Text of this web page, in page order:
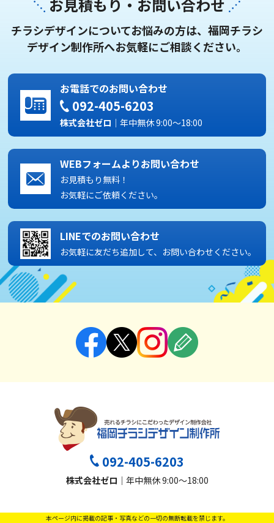
お見積もり・お問い合わせ
チラシデザインについてお悩みの方は、福岡チラシ
デザイン制作所へお気軽にご相談ください。
お電話でのお問い合わせ
092-405-6203
株式会社ゼロ ｜年中無休 9:00～18:00
WEBフォームよりお問い合わせ
お見積もり無料！
お気軽にご依頼ください。
LINEでのお問い合わせ
お気軽に友だち追加して、お問い合わせください。
092-405-6203
株式会社ゼロ ｜年中無休 9:00～18:00
本ページ内に掲載の記事・写真などの一切の無断転載を禁じます。